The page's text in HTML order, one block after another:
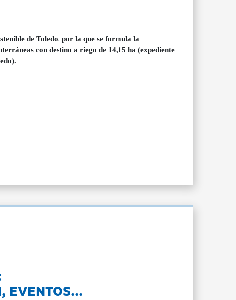
de Toledo, por la que se formula la
con destino a riego de 14,15 ha (expediente
EVENTOS...